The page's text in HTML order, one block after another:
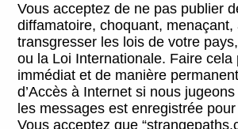
Vous acceptez de ne pas publier
diffamatoire, choquant,
transgresser les lois de votre
ou la Loi Internationale. Faire
immédiat et de manière
d’Accès à Internet si nous
les messages est enregistrée
Vous acceptez que